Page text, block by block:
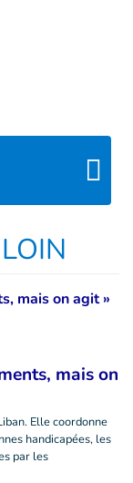
mais on
Elle coordonne
handicapées, les
par les